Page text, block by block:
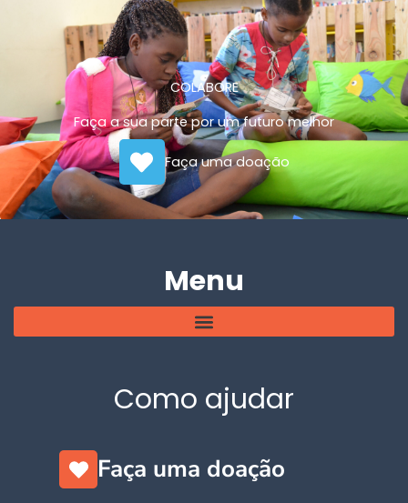
COLABORE
Faça a sua parte por um futuro melhor
Faça uma doação
Menu
Como ajudar
Faça uma doação